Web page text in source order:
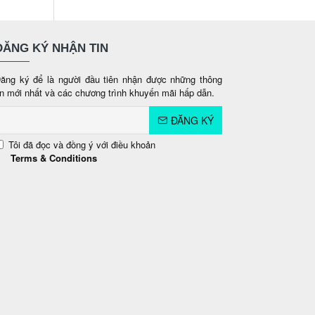
KÝ NHẬN TIN
ký để là người đầu tiên nhận được những thông
mới nhất và các chương trình khuyến mãi hấp dẫn.
ĐĂNG KÝ
Tôi đã đọc và đồng ý với điều khoản
Terms & Conditions